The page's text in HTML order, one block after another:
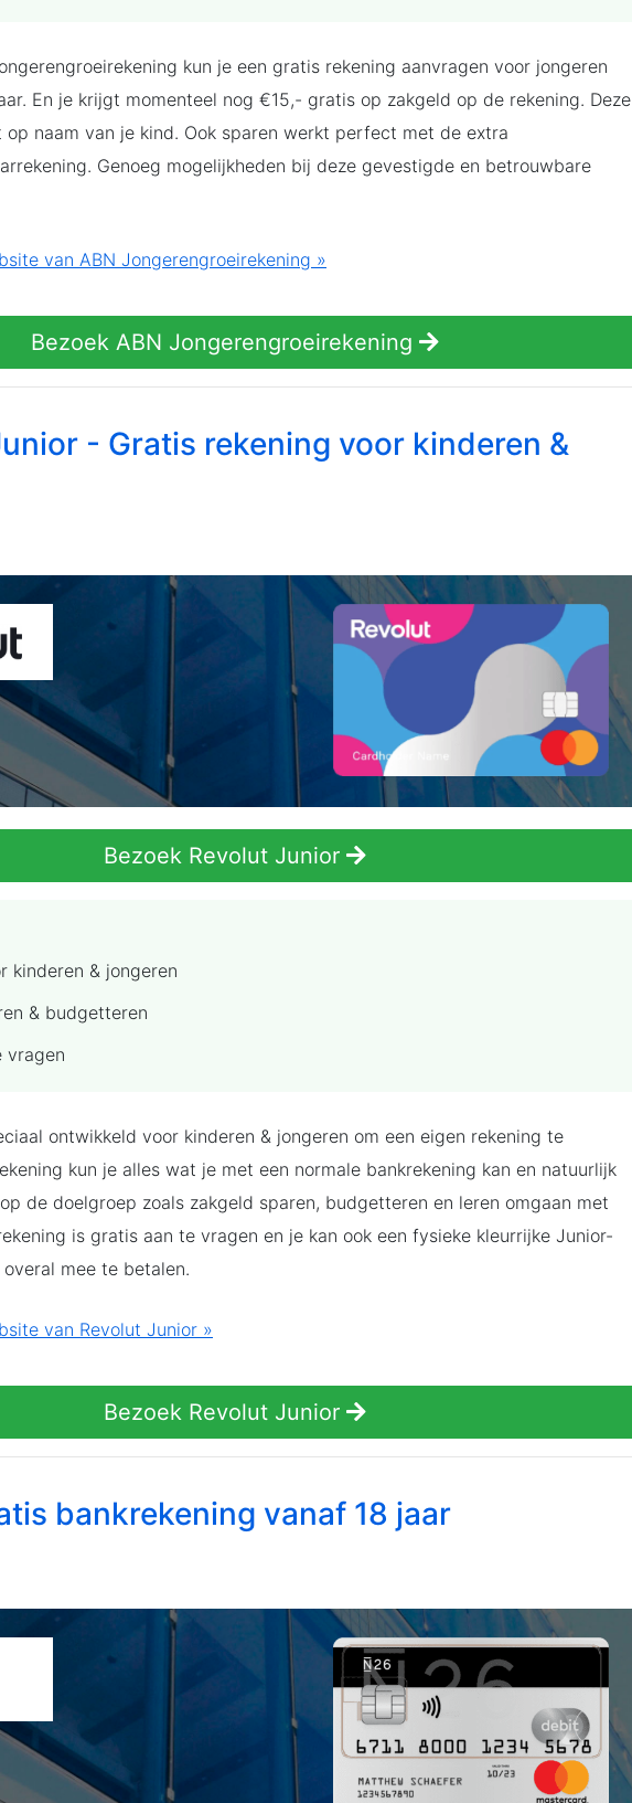
kun je een gratis rekening aanvragen voor jongeren
En je krijgt momenteel nog €15,- gratis op zakgeld op de rekening. Deze
op naam van je kind. Ook sparen werkt perfect met de extra
Genoeg mogelijkheden bij deze gevestigde en betrouwbare
van ABN Jongerengroei­rekening »
Bezoek ABN Jongerengroei­rekening
- Gratis rekening voor kinderen &
Bezoek Revolut Junior
kinderen & jongeren
& budgetteren
vragen
ontwikkeld voor kinderen & jongeren om een eigen rekening te
kun je alles wat je met een normale bankrekening kan en natuurlijk
de doelgroep zoals zakgeld sparen, budgetteren en leren omgaan met
is gratis aan te vragen en je kan ook een fysieke kleurrijke Junior-
mee te betalen.
van Revolut Junior »
Bezoek Revolut Junior
bankrekening vanaf 18 jaar